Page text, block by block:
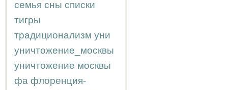
семья сны списки
тигры
традиционализм уни
уничтожение_москвы
уничтожение москвы
фа флоренция-